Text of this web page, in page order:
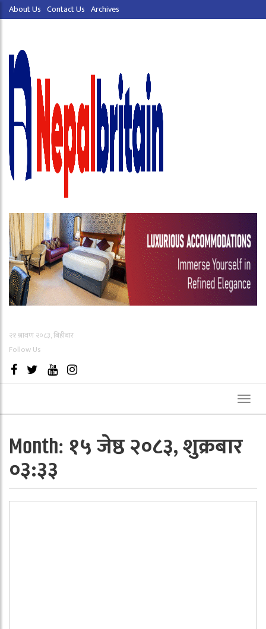
About Us Contact Us Archives
२१ श्रावण २०८३, बिहीबार
Follow Us
Month: १५ जेष्ठ २०८३, शुक्रबार
०३:३३